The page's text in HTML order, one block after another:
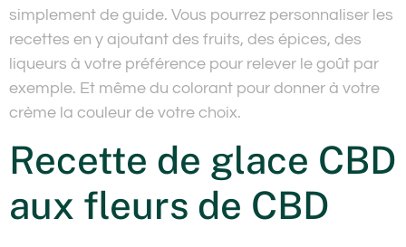
simplement de guide. Vous pourrez personnaliser les
recettes en y ajoutant des fruits, des épices, des
liqueurs à votre préférence pour relever le goût par
exemple. Et même du colorant pour donner à votre
crème la couleur de votre choix.
Recette de glace CBD
aux fleurs de CBD